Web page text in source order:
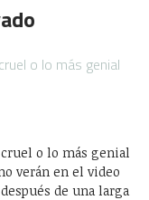
o lo más genial
o lo más genial
verán en el video
de una larga